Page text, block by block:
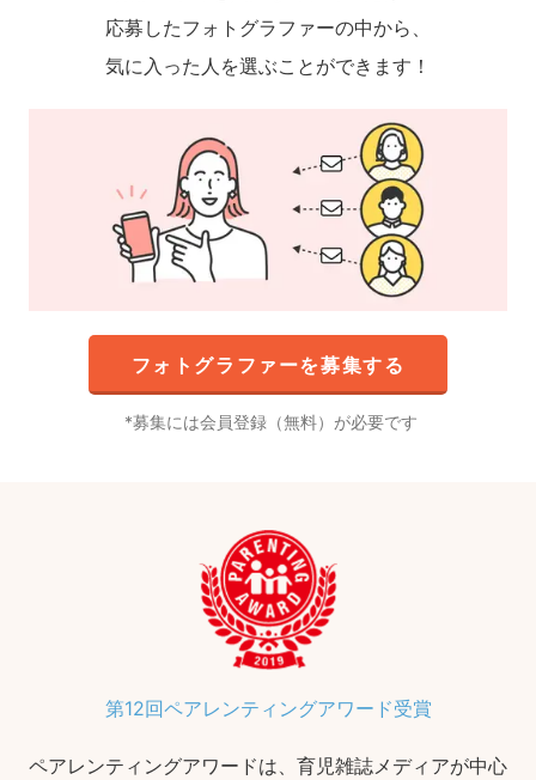
応募したフォトグラファーの中から、
気に入った人を選ぶことができます！
フォトグラファーを募集する
募集には会員登録（無料）が必要です
第12回ペアレンティングアワード受賞
ペアレンティングアワードは、育児雑誌メディアが中心